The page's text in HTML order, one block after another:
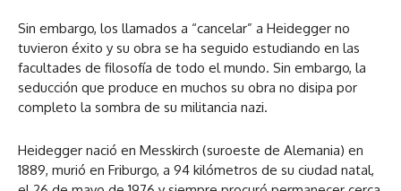
Sin embargo, los llamados a “cancelar” a Heidegger no
tuvieron éxito y su obra se ha seguido estudiando en las
facultades de filosofía de todo el mundo. Sin embargo, la
seducción que produce en muchos su obra no disipa por
completo la sombra de su militancia nazi.
Heidegger nació en Messkirch (suroeste de Alemania) en
1889, murió en Friburgo, a 94 kilómetros de su ciudad natal,